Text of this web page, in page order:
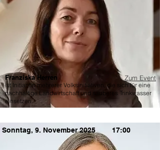
Franziska Herren
ist Initiantin mehrerer Volksinitiativen, die sich für eine
nachhaltige Landwirtschaft und sauberes Trinkwasser
einsetzen.
Zum Event
Sonntag, 9. November 2025 17:00